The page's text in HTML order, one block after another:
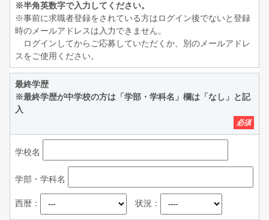
※半角英数字で入力してください。
※事前に求職者登録をされている方はログイン後でないと登録
時のメールアドレスは入力できません。
ログインしてからご応募していただくか、別のメールアドレ
スをご使用ください。
最終学歴
※最終学歴が中学校の方は「学部・学科名」欄は「なし」と記
入
必須
学校名
学部・学科名
西暦： 状況：